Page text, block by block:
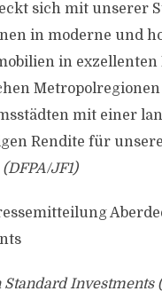
sich mit unserer
in moderne und
in exzellenten
mit einer
Rendite für
(DFPA/JF1)
Standard Investments